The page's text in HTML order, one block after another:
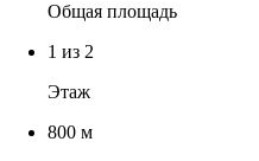
Общая площадь
1 из 2
Этаж
800 м